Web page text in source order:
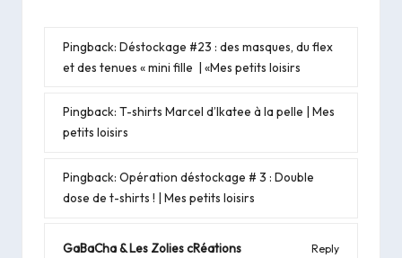
Pingback: Déstockage #23 : des masques, du flex
et des tenues « mini fille | «Mes petits loisirs
Pingback: T-shirts Marcel d’Ikatee à la pelle | Mes
petits loisirs
Pingback: Opération déstockage # 3 : Double
dose de t-shirts ! | Mes petits loisirs
GaBaCha & Les Zolies cRéations
Reply